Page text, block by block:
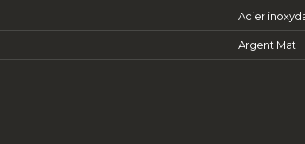
Acier
Argent Mat